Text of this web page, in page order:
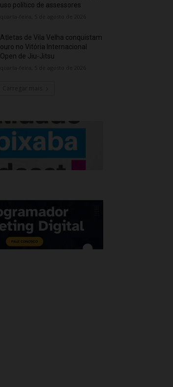
uso político de assessores
Atletas de Vila Velha conquistam
ouro no Vitória Internacional
Open de Jiu-Jitsu